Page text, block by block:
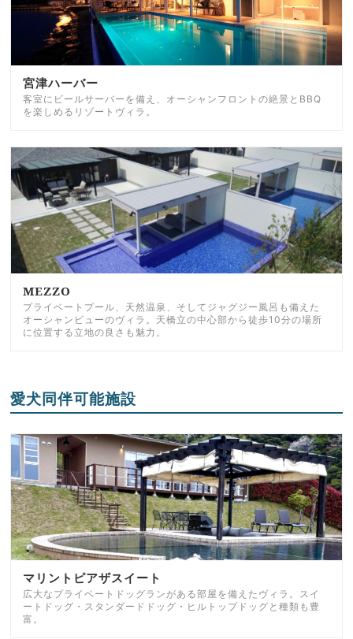
宮津ハーバー
客室にビールサーバーを備え、オーシャンフロントの絶景とBBQ
を楽しめるリゾートヴィラ。
MEZZO
プライベートプール、天然温泉、そしてジャグジー風呂も備えた
オーシャンビューのヴィラ。天橋立の中心部から徒歩10分の場所
に位置する立地の良さも魅力。
愛犬同伴可能施設
マリントピアザスイート
広大なプライベートドッグランがある部屋を備えたヴィラ。スイ
ートドッグ・スタンダードドッグ・ヒルトップドッグと種類も豊
富。